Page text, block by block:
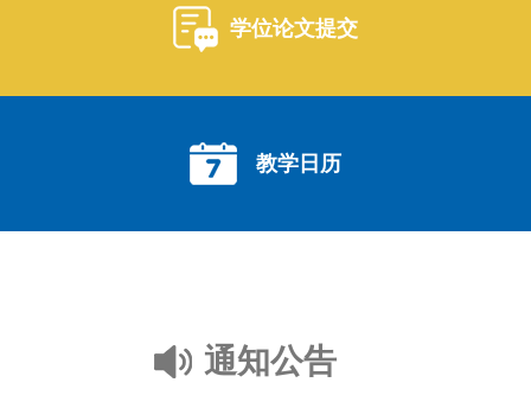
学位论文提交
教学日历
通知公告